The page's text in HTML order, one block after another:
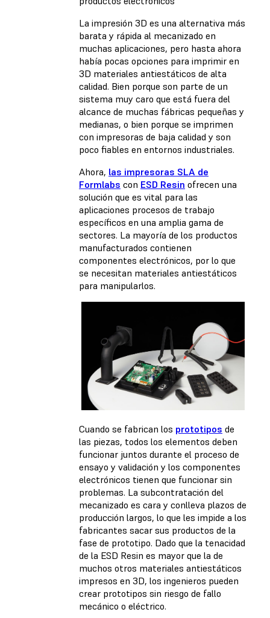
La impresión 3D es una alternativa más
barata y rápida al mecanizado en
muchas aplicaciones, pero hasta ahora
había pocas opciones para imprimir en
3D materiales antiestáticos de alta
calidad. Bien porque son parte de un
sistema muy caro que está fuera del
alcance de muchas fábricas pequeñas y
medianas, o bien porque se imprimen
con impresoras de baja calidad y son
poco fiables en entornos industriales.
Ahora, las impresoras SLA de
Formlabs con ESD Resin ofrecen una
solución que es vital para las
aplicaciones procesos de trabajo
específicos en una amplia gama de
sectores. La mayoría de los productos
manufacturados contienen
componentes electrónicos, por lo que
se necesitan materiales antiestáticos
para manipularlos.
Cuando se fabrican los prototipos de
las piezas, todos los elementos deben
funcionar juntos durante el proceso de
ensayo y validación y los componentes
electrónicos tienen que funcionar sin
problemas. La subcontratación del
mecanizado es cara y conlleva plazos de
producción largos, lo que les impide a los
fabricantes sacar sus productos de la
fase de prototipo. Dado que la tenacidad
de la ESD Resin es mayor que la de
muchos otros materiales antiestáticos
impresos en 3D, los ingenieros pueden
crear prototipos sin riesgo de fallo
mecánico o eléctrico.